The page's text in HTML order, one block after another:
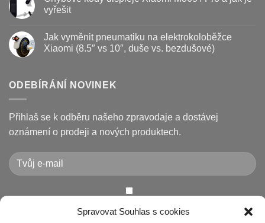
Spravovat Souhlas s cookies
prodloužit
životnost
brzdové
destičky
na
koloběžce
textu
s
poruchy
koloběžek
Kugoo
opravit
vyřešit
textu
s
displeje
Xiaomi
Pro
a
jak
je
Jak vyměnit pneumatiku na elektrokoloběžce
Xiaomi (8.5″ vs 10″, duše vs. bezdušové)
textu
s
vyměnit
pneumatiku
na
elektrokoloběžce
(8.5″
vs
10″,
duše
ODEBÍRÁNÍ NOVINEK
Přihlaš se k odběru našeho zpravodaje a dostávej
oznámení o prodeji a nových produktech.
Chcete-li odeslat tento formulář, musíte přijmout naše